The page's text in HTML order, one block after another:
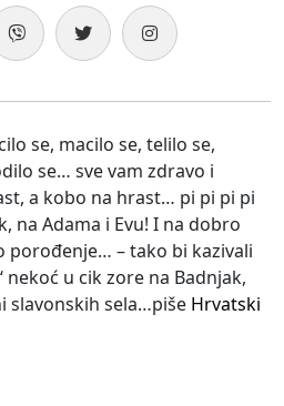
se, macilo se, telilo se,
se… sve vam zdravo i
a kobo na hrast… pi pi pi pi
na Adama i Evu! I na dobro
porođenje… – tako bi kazivali
nekoć u cik zore na Badnjak,
slavonskih sela…piše Hrvatski